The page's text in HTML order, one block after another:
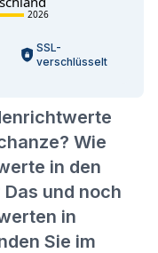
Wie
in den
und noch
in
Sie im
2026
SSL-
verschlüsselt